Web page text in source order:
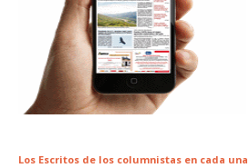
Los Escritos de los columnistas en cada